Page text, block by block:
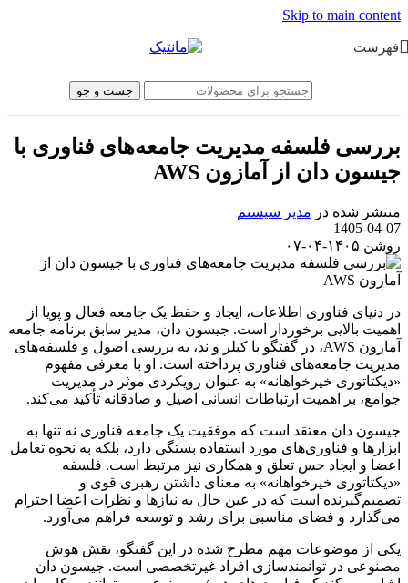
Skip to main content
فهرست
جست و جو
بررسی فلسفه مدیریت جامعه‌های فناوری با
جیسون دان از آمازون AWS
منتشر شده در مدیر سیستم
1405-04-07
روشن ۱۴۰۵-۰۴-۰۷
در دنیای فناوری اطلاعات، ایجاد و حفظ یک جامعه فعال و پویا از
اهمیت بالایی برخوردار است. جیسون دان، مدیر سابق برنامه جامعه
آمازون AWS، در گفتگو با کیلر و ند، به بررسی اصول و فلسفه‌های
مدیریت جامعه‌های فناوری پرداخته است. او با معرفی مفهوم
«دیکتاتوری خیرخواهانه» به عنوان رویکردی موثر در مدیریت
جوامع، بر اهمیت ارتباطات انسانی اصیل و صادقانه تأکید می‌کند.
جیسون دان معتقد است که موفقیت یک جامعه فناوری نه تنها به
ابزارها و فناوری‌های مورد استفاده بستگی دارد، بلکه به نحوه تعامل
اعضا و ایجاد حس تعلق و همکاری نیز مرتبط است. فلسفه
«دیکتاتوری خیرخواهانه» به معنای داشتن رهبری قوی و
تصمیم‌گیرنده است که در عین حال به نیازها و نظرات اعضا احترام
می‌گذارد و فضای مناسبی برای رشد و توسعه فراهم می‌آورد.
یکی از موضوعات مهم مطرح شده در این گفتگو، نقش هوش
مصنوعی در توانمندسازی افراد غیرتخصصی است. جیسون دان